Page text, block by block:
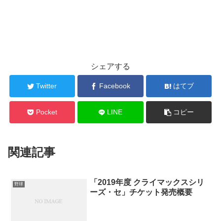
シェアする
Twitter Facebook はてブ
Pocket LINE コピー
関連記事
野球
「2019年度 クライマックスシリ
ーズ・セ」チケット発売概要